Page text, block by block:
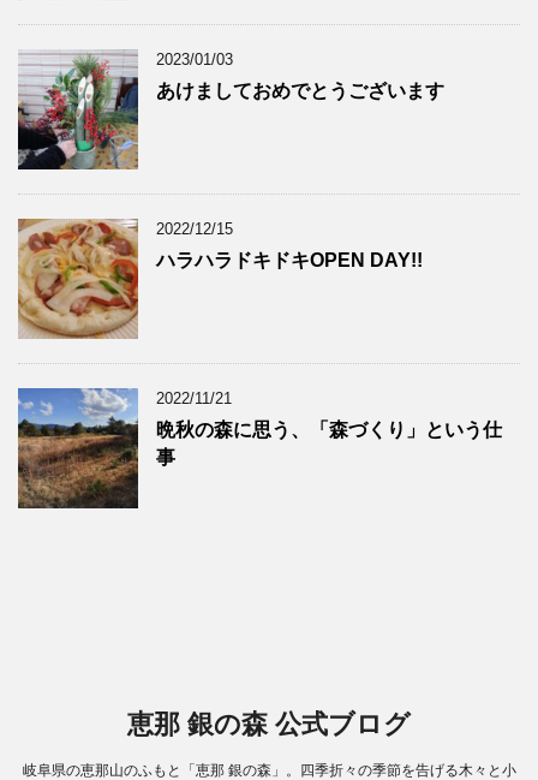
2023/01/03
あけましておめでとうございます
2022/12/15
ハラハラドキドキOPEN DAY!!
2022/11/21
晩秋の森に思う、「森づくり」という仕
事
恵那 銀の森 公式ブログ
岐阜県の恵那山のふもと「恵那 銀の森」。四季折々の季節を告げる木々と小